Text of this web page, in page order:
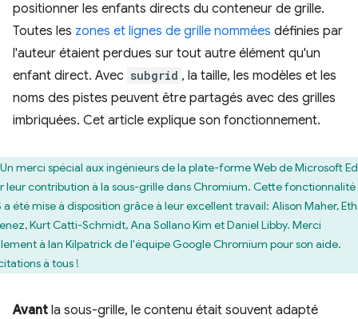
positionner les enfants directs du conteneur de grille.
Toutes les zones et lignes de grille nommées définies par
l'auteur étaient perdues sur tout autre élément qu'un
enfant direct. Avec subgrid , la taille, les modèles et les
noms des pistes peuvent être partagés avec des grilles
imbriquées. Cet article explique son fonctionnement.
Un merci spécial aux ingénieurs de la plate-forme Web de Microsoft
leur contribution à la sous-grille dans Chromium. Cette fonctionnalité
a été mise à disposition grâce à leur excellent travail: Alison Maher,
Kurt Catti-Schmidt, Ana Sollano Kim et Daniel Libby. Merci
à Ian Kilpatrick de l'équipe Google Chromium pour son aide.
à tous !
Avant la sous-grille, le contenu était souvent adapté